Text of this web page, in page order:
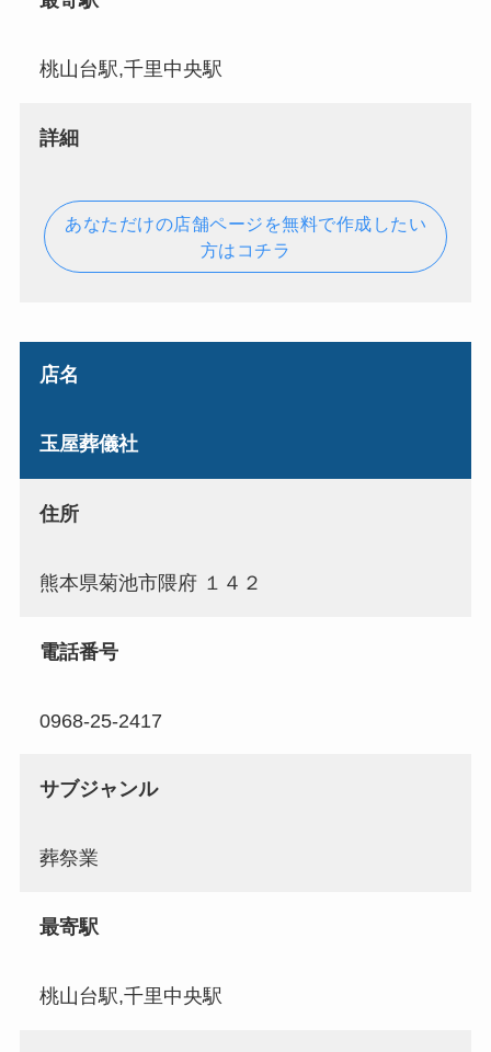
桃山台駅,千里中央駅
詳細
あなただけの店舗ページを無料で作成したい
方はコチラ
店名
玉屋葬儀社
住所
熊本県菊池市隈府 １４２
電話番号
0968-25-2417
サブジャンル
葬祭業
最寄駅
桃山台駅,千里中央駅